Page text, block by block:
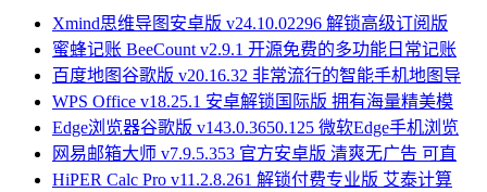
Xmind思维导图安卓版 v24.10.02296 解锁高级订阅版
蜜蜂记账 BeeCount v2.9.1 开源免费的多功能日常记账
百度地图谷歌版 v20.16.32 非常流行的智能手机地图导
WPS Office v18.25.1 安卓解锁国际版 拥有海量精美模
Edge浏览器谷歌版 v143.0.3650.125 微软Edge手机浏览
网易邮箱大师 v7.9.5.353 官方安卓版 清爽无广告 可直
HiPER Calc Pro v11.2.8.261 解锁付费专业版 艾泰计算